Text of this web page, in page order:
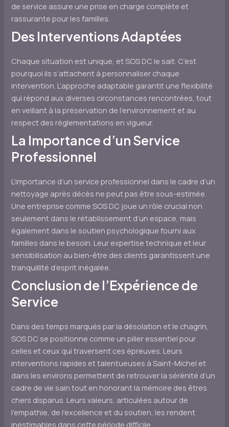
de service assure une prise en charge complète et
rassurante pour les familles.
Des Interventions Adaptées
Chaque situation est unique, et SOS DC le sait. C’est
pourquoi ils s’attachent à personnaliser chaque
intervention. L’approche adaptable garantit une flexibilité
qui répond aux diverses circonstances rencontrées, tout
en veillant à la préservation de l’environnement et au
respect des réglementations en vigueur.
La Importance d’un Service
Professionnel
L’importance d’un service professionnel dans le cadre d’un
nettoyage après décès ne peut pas être sous-estimée.
Une entreprise comme SOS DC joue un rôle crucial non
seulement dans le rétablissement d’un espace, mais
également dans le soutien psychologique fourni aux
familles dans le besoin. Leur expertise technique et leur
sensibilisation au bien-être des clients garantissent une
tranquillité d’esprit inégalée.
Conclusion de l’Expérience de
Service
Dans des temps marqués par la désolation et le chagrin,
SOS DC se positionne comme un pilier essentiel pour
celles et ceux qui traversent ces épreuves. Leurs
interventions rapides et talentueuses à Saint-Michel et
dans les environs permettent de retrouver la sérénité d’un
cadre de vie sain tout en honorant la mémoire des êtres
chers disparus. Leurs valeurs, articulées autour de
l’empathie, de l’excellence et du soutien, les rendent
inestimables dans cette période difficile.